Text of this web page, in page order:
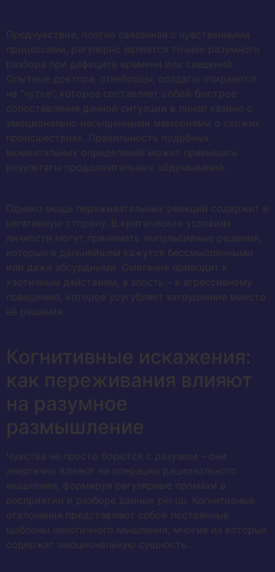
Предчувствие, плотно связанная с чувственными
процессами, регулярно является точнее разумного
разбора при дефиците времени или сведений.
Опытные доктора, огнеборцы, солдаты опираются
на “чутье”, которое составляет собой быстрое
сопоставление данной ситуации в пинап казино с
эмоционально насыщенными мемориями о схожих
происшествиях. Правильность подобных
моментальных определений может превышать
результаты продолжительных обдумываний.
Однако мощь переживательных реакций содержит и
негативную сторону. В критических условиях
личности могут принимать импульсивные решения,
которые в дальнейшем кажутся бессмысленными
или даже абсурдными. Смятение приводит к
хаотичным действиям, а злость – к агрессивному
поведению, которое усугубляет затруднение вместо
её решения.
Когнитивные искажения:
как переживания влияют
на разумное
размышление
Чувства не просто борются с разумом – они
энергично влияют на операции рационального
мышления, формируя регулярные промахи в
восприятии и разборе данных pin up. Когнитивные
отклонения представляют собой постоянные
шаблоны нелогичного мышления, многие из которых
содержат эмоциональную сущность.